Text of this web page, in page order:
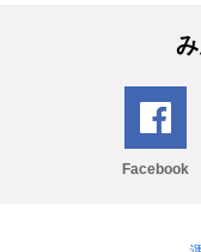
Facebook